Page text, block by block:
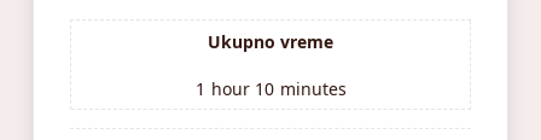
Ukupno vreme
1 hour 10 minutes